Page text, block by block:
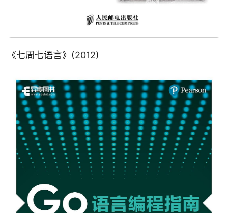
《七周七语言》(2012)